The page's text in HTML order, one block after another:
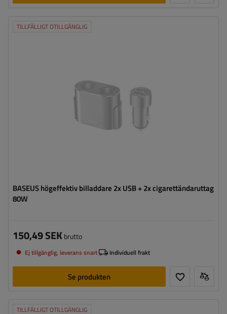
TILLFÄLLIGT OTILLGÄNGLIG
BASEUS högeffektiv billaddare 2x USB + 2x cigarettändaruttag
80W
150,49 SEKbrutto
Ej tillgänglig, leverans snart Individuell frakt
Se produkten
TILLFÄLLIGT OTILLGÄNGLIG